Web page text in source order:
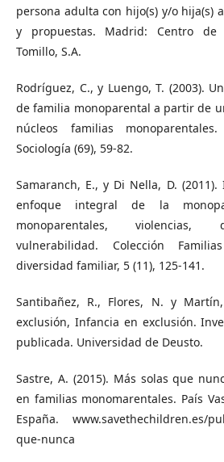
persona adulta con hijo(s) y/o hija(s)
y propuestas. Madrid: Centro de
Tomillo, S.A.
Rodríguez, C., y Luengo, T. (2003).
de familia monoparental a partir de
núcleos familias
Sociología (69), 59-82.
Samaranch, E., y Di Nella, D.
enfoque integral de la
monoparentales, violencias,
vulnerabilidad. Colección
diversidad familiar, 5 (11), 125-141.
Santibañez, R., Flores, N. y
exclusión, Infancia en exclusión.
publicada. Universidad de Deusto.
Sastre, A. (2015). Más solas que
en familias monomarentales. País
España. www.savethechildren.es/
que-nunca